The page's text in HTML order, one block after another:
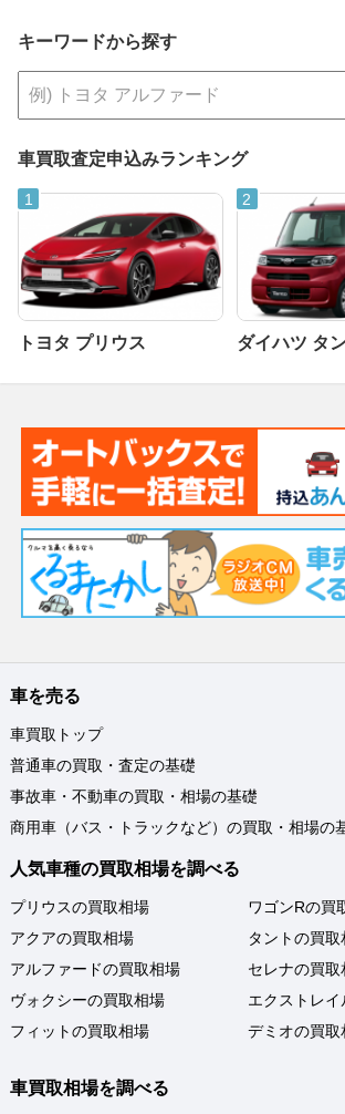
キーワードから探す
車買取査定申込みランキング
トヨタ プリウス ダイハツ タ
車を売る
車買取トップ
普通車の買取・査定の基礎
事故車・不動車の買取・相場の基礎
商用車（バス・トラックなど）の買取・相場の
人気車種の買取相場を調べる
プリウスの買取相場
アクアの買取相場
アルファードの買取相場
ヴォクシーの買取相場
フィットの買取相場
ワゴンRの買
タントの買取
セレナの買取
エクストレ
デミオの買取
車買取相場を調べる